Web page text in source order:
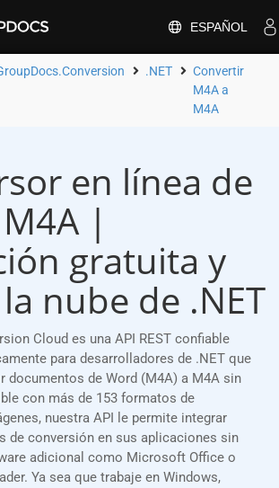
ESPAÑOL
.NET
Convertir
M4A a
M4A
en línea de
|
gratuita y
nube de .NET
Cloud es una API REST confiable
para desarrolladores de .NET que
documentos de Word (M4A) a M4A sin
con más de 153 formatos de
nuestra API le permite integrar
de conversión en sus aplicaciones sin
adicional como Microsoft Office o
Ya sea que trabaje en Windows,